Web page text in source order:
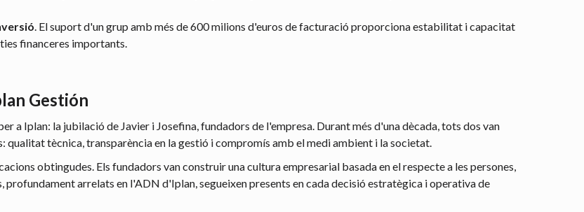
. El suport d'un grup amb més de 600 milions d'euros de facturació proporciona estabilitat i capacitat
financeres importants.
Gestión
a Iplan: la jubilació de Javier i Josefina, fundadors de l'empresa. Durant més d'una dècada, tots dos van
qualitat tècnica, transparència en la gestió i compromís amb el medi ambient i la societat.
obtingudes. Els fundadors van construir una cultura empresarial basada en el respecte a les persones,
arrelats en l'ADN d'Iplan, segueixen presents en cada decisió estratègica i operativa de